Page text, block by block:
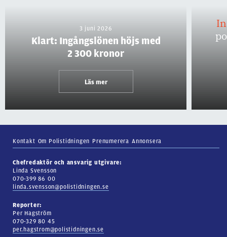
3 juni 2026
Klart: Ingångslönen höjs med
2 300 kronor
Läs mer
Kontakt Om Polistidningen Prenumerera Annonsera
Chefredaktör och ansvarig utgivare:
Linda Svensson
070-399 86 00
linda.svensson@polistidningen.se
Reporter:
Per Hagström
070-329 80 45
per.hagstrom@polistidningen.se